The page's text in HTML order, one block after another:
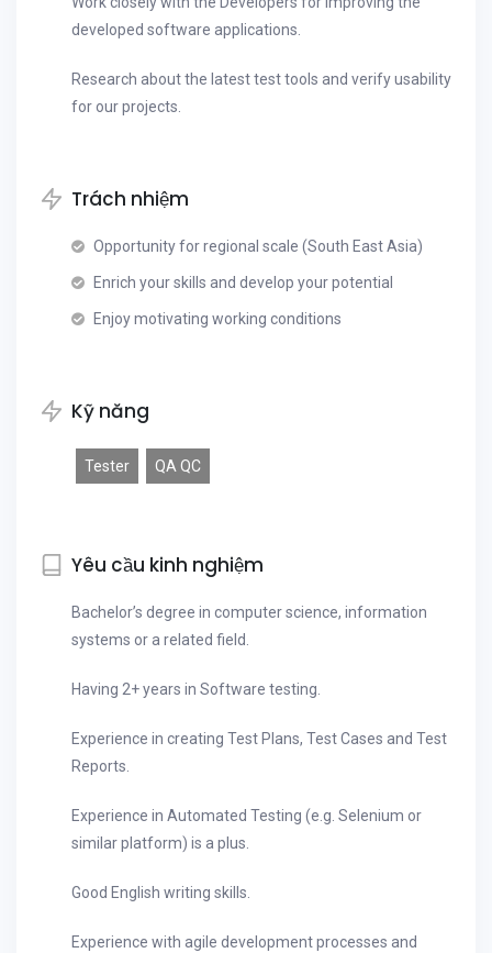
developed software applications.
Research about the latest test tools and verify usability
for our projects.
Trách nhiệm
Opportunity for regional scale (South East Asia)
Enrich your skills and develop your potential
Enjoy motivating working conditions
Kỹ năng
Tester QA QC
Yêu cầu kinh nghiệm
Bachelor’s degree in computer science, information
systems or a related field.
Having 2+ years in Software testing.
Experience in creating Test Plans, Test Cases and Test
Reports.
Experience in Automated Testing (e.g. Selenium or
similar platform) is a plus.
Good English writing skills.
Experience with agile development processes and